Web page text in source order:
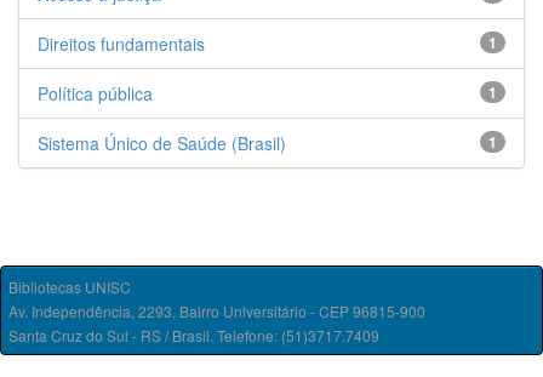
1
Direitos fundamentais
1
Política pública
1
Sistema Único de Saúde (Brasil)
Bibliotecas UNISC
Av. Independência, 2293, Bairro Universitário - CEP 96815-900
Santa Cruz do Sul - RS / Brasil. Telefone: (51)3717.7409